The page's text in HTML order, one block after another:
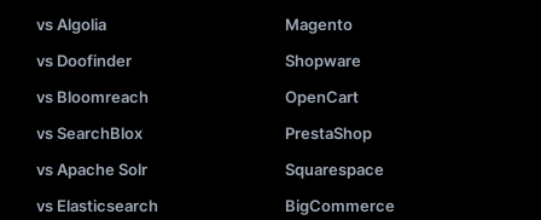
vs Algolia
vs Doofinder
vs Bloomreach
vs SearchBlox
vs Apache Solr
vs Elasticsearch
Magento
Shopware
OpenCart
PrestaShop
Squarespace
BigCommerce